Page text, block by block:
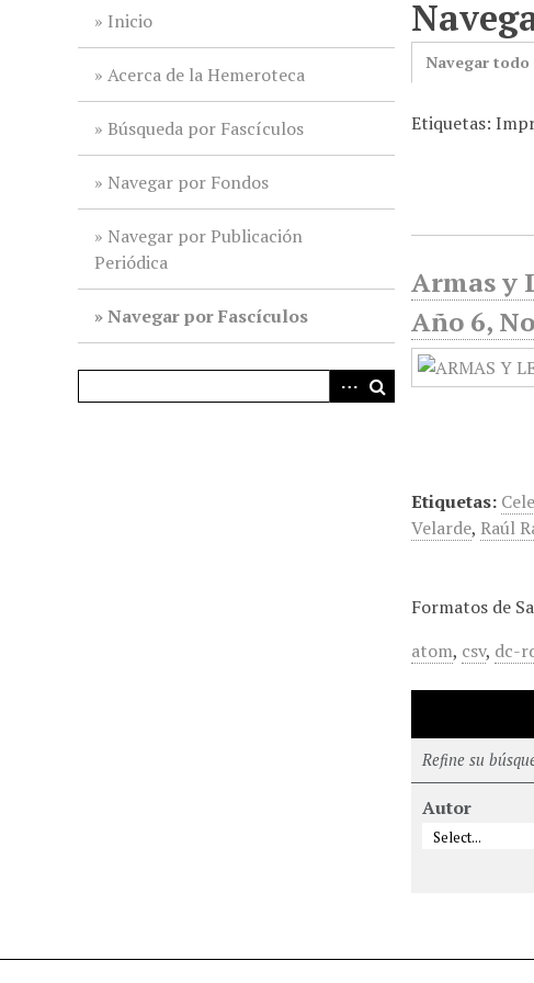
Inicio
Acerca de la Hemeroteca
Búsqueda por Fascículos
Navegar por Fondos
Navegar por Publicación
Periódica
Navegar por Fascículos
Navegar todo
Etiquetas:
Armas y
Año 6,
Etiquetas:
Velarde, Raúl
Formatos de
atom, csv, dc-
Refine su
Autor